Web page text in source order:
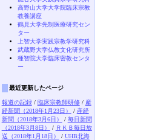
高野山大学大学院臨床宗教
教養講座
鶴見大学先制医療研究セン
ター
上智大学実践宗教学研究科
武蔵野大学仏教文化研究所
種智院大学臨床密教センタ
ー
最近更新したページ
報道の記録/ 臨床宗教師研修/ 産
経新聞（2018年1月23日）
/ 産経
新聞（2018年3月6日）
/ 毎日新聞
（2018年3月8日）
/ ＲＫＢ毎日放
送（2018年1月18日）
/ UHB北海